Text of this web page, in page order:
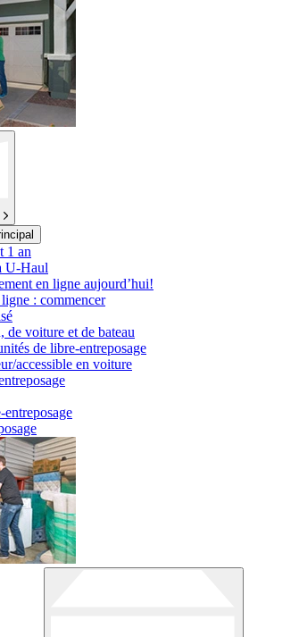
1 an
U-Haul
en ligne aujourd’hui!
: commencer
de voiture et de bateau
de libre-entreposage
accessible en voiture